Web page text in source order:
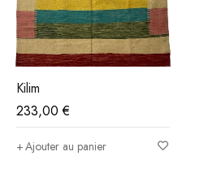
Kilim
233,00€
Ajouter au panier